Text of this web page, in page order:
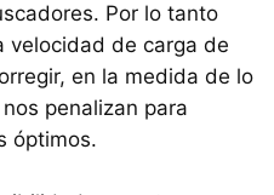
Por lo tanto
velocidad de carga de
en la medida de lo
penalizan para
óptimos.